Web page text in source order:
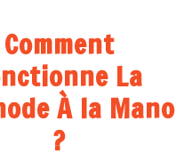
Comment
La
À la Mano
?